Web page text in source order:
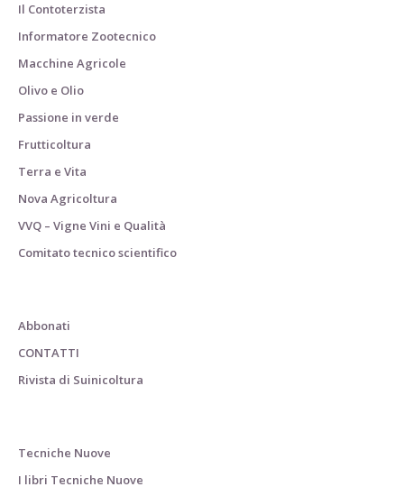
Il Contoterzista
Informatore Zootecnico
Macchine Agricole
Olivo e Olio
Passione in verde
Frutticoltura
Terra e Vita
Nova Agricoltura
VVQ – Vigne Vini e Qualità
Comitato tecnico scientifico
Abbonati
CONTATTI
Rivista di Suinicoltura
Tecniche Nuove
I libri Tecniche Nuove